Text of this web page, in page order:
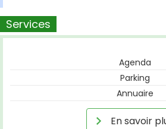
Services
Agenda
Parking
Annuaire
En savoir